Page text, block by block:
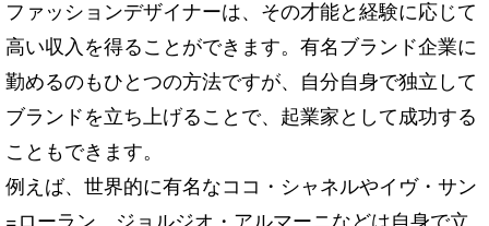
ファッションデザイナーは、その才能と経験に応じて
高い収入を得ることができます。有名ブランド企業に
勤めるのもひとつの方法ですが、自分自身で独立して
ブランドを立ち上げることで、起業家として成功する
こともできます。
例えば、世界的に有名なココ・シャネルやイヴ・サン
=ローラン、ジョルジオ・アルマーニなどは自身で立